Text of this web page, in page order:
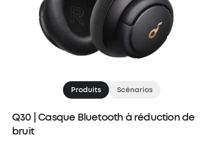
Produits Scénarios
Q30 | Casque Bluetooth à réduction de
bruit